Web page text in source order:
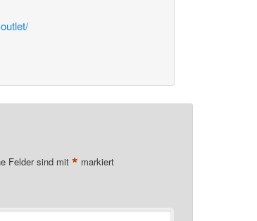
Felder sind mit * markiert